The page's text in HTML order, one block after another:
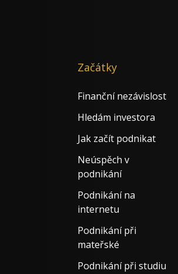
Začátky
Finanční nezávislost
Hledám investora
Jak začít podnikat
Neúspěch v
podnikání
Podnikání na
internetu
Podnikání při
mateřské
Podnikání při studiu